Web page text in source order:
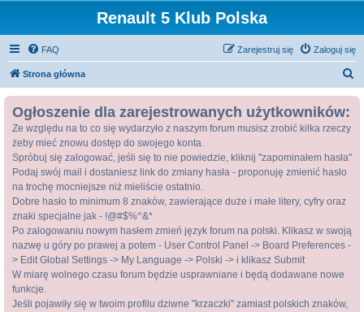
Renault 5 Klub Polska
FAQ Zaloguj się
Zarejestruj się
Strona główna
Ogłoszenie dla zarejestrowanych użytkowników:
Ze względu na to co się wydarzyło z naszym forum musisz zrobić kilka rzeczy
żeby mieć znowu dostęp do swojego konta.
Spróbuj się zalogować, jeśli się to nie powiedzie, kliknij "zapominałem hasła"
Podaj swój mail i dostaniesz link do zmiany hasła - proponuję zmienić hasło
na trochę mocniejsze niż mieliście ostatnio.
Dobre hasło to minimum 8 znaków, zawierające duże i małe litery, cyfry oraz
znaki specjalne jak - !@#$%^&*
Po zalogowaniu nowym hasłem zmień język forum na polski. Klikasz w swoją
nazwę u góry po prawej a potem - User Control Panel -> Board Preferences -
> Edit Global Settings -> My Language -> Polski -> i klikasz Submit
W miarę wolnego czasu forum będzie usprawniane i będą dodawane nowe
funkcje.
Jeśli pojawiły się w twoim profilu dziwne "krzaczki" zamiast polskich znaków,